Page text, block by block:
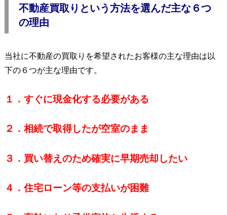
不動産買取りという方法を選んだ主な６つ
の理由
当社に不動産の買取りを希望されたお客様の主な理由は以
下の６つが主な理由です。
１．すぐに現金化する必要がある
２．相続で取得したが空室のまま
３．買い替えのため確実に早期売却したい
４．住宅ローン等の支払いが困難